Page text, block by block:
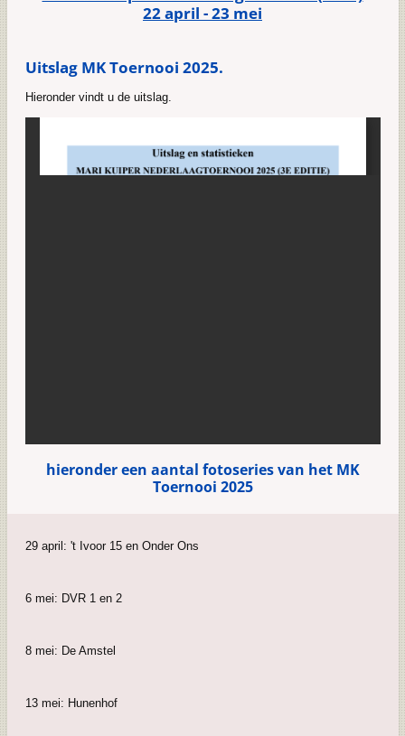
22 april - 23 mei
Uitslag MK Toernooi 2025.
Hieronder vindt u de uitslag.
hieronder een aantal fotoseries van het MK
Toernooi 2025
29 april: 't Ivoor 15 en Onder Ons
6 mei: DVR 1 en 2
8 mei: De Amstel
13 mei: Hunenhof